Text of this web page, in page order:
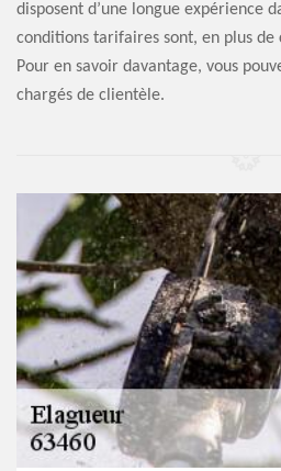
disposent d’une longue expérience
conditions tarifaires sont, en plus de
Pour en savoir davantage, vous
chargés de clientèle.